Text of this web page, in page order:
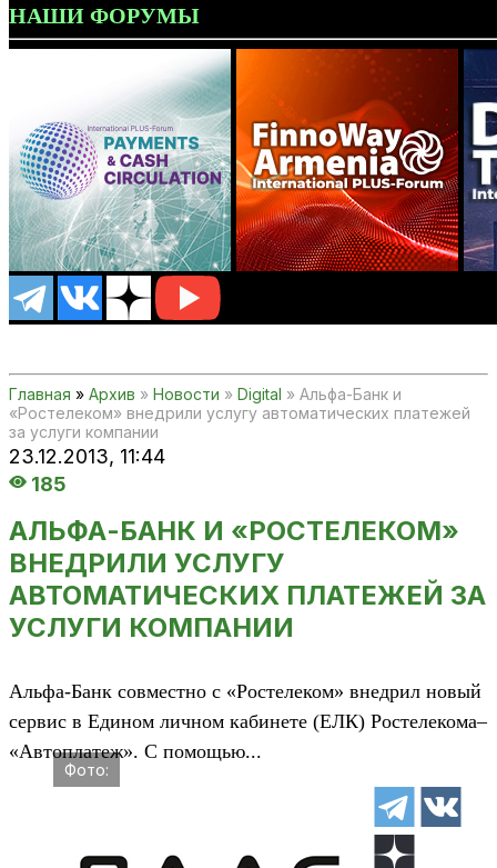
НАШИ ФОРУМЫ
Главная » Архив » Новости » Digital » Альфа-Банк и
«Ростелеком» внедрили услугу автоматических платежей
за услуги компании
23.12.2013, 11:44
185
АЛЬФА-БАНК И «РОСТЕЛЕКОМ»
ВНЕДРИЛИ УСЛУГУ
АВТОМАТИЧЕСКИХ ПЛАТЕЖЕЙ ЗА
УСЛУГИ КОМПАНИИ
Альфа-Банк совместно с «Ростелеком» внедрил новый
сервис в Едином личном кабинете (ЕЛК) Ростелекома–
«Автоплатеж». С помощью...
Фото: